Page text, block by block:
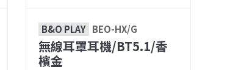
B&O PLAY BEO-HX/G
無線耳罩耳機/BT5.1/香
檳金